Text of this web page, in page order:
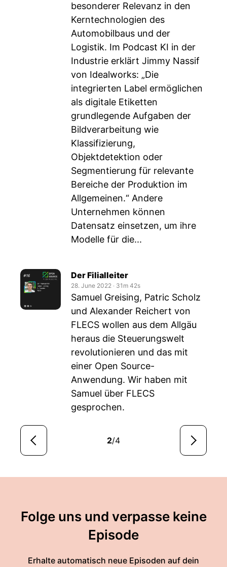
besonderer Relevanz in den
Kerntechnologien des
Automobilbaus und der
Logistik. Im Podcast KI in der
Industrie erklärt Jimmy Nassif
von Idealworks: „Die
integrierten Label ermöglichen
als digitale Etiketten
grundlegende Aufgaben der
Bildverarbeitung wie
Klassifizierung,
Objektdetektion oder
Segmentierung für relevante
Bereiche der Produktion im
Allgemeinen.“ Andere
Unternehmen können
Datensatz einsetzen, um ihre
Modelle für die...
Der Filialleiter
28. June 2022 ‧ 31m 42s
Samuel Greising, Patric Scholz
und Alexander Reichert von
FLECS wollen aus dem Allgäu
heraus die Steuerungswelt
revolutionieren und das mit
einer Open Source-
Anwendung. Wir haben mit
Samuel über FLECS
gesprochen.
2/4
Folge uns und verpasse keine
Episode
Erhalte automatisch neue Episoden auf dein